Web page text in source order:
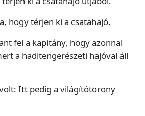
hogy térjen ki a csatahajó.
fel a kapitány, hogy azonnal
a haditengerészeti hajóval áll
Itt pedig a világítótorony